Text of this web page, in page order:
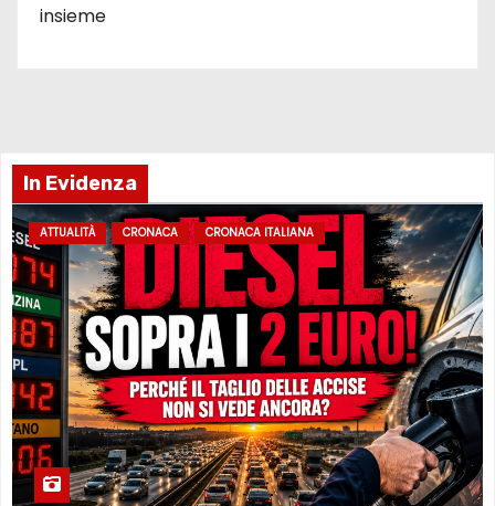
insieme
In Evidenza
ATTUALITÀ CRONACA CRONACA ITALIANA